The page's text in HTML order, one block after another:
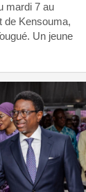
mardi 7 au
de Kensouma,
Un jeune